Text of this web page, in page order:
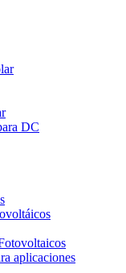
DC
aplicaciones